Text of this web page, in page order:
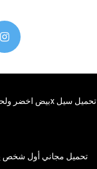
بيض اخضر ولحم خنزير 1337x تحميل سيل
تحميل مجاني أول شخص